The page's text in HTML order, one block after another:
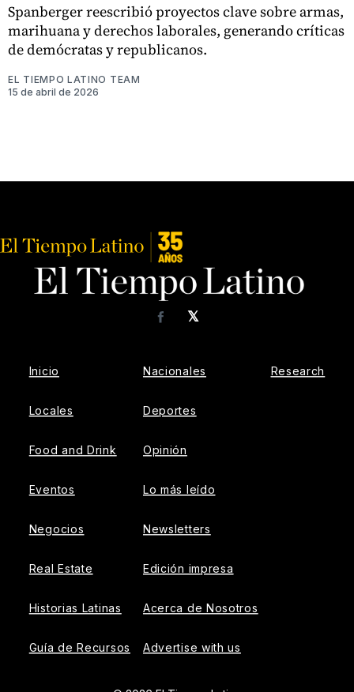
Spanberger reescribió proyectos clave sobre armas,
marihuana y derechos laborales, generando críticas
de demócratas y republicanos.
EL TIEMPO LATINO TEAM
15 de abril de 2026
𝕏
Facebook
Inicio
Locales
Food and Drink
Eventos
Negocios
Real Estate
Historias Latinas
Guía de Recursos
Nacionales
Deportes
Opinión
Lo más leído
Newsletters
Edición impresa
Acerca de Nosotros
Advertise with us
Research